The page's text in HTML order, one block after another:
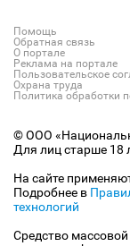
Помощь
Обратная связь
О портале
Реклама на портале
Пользовательское
Охрана труда
Политика обработки
© ООО
Для лиц старше 18
На сайте
Подробнее в
технологий
Средство